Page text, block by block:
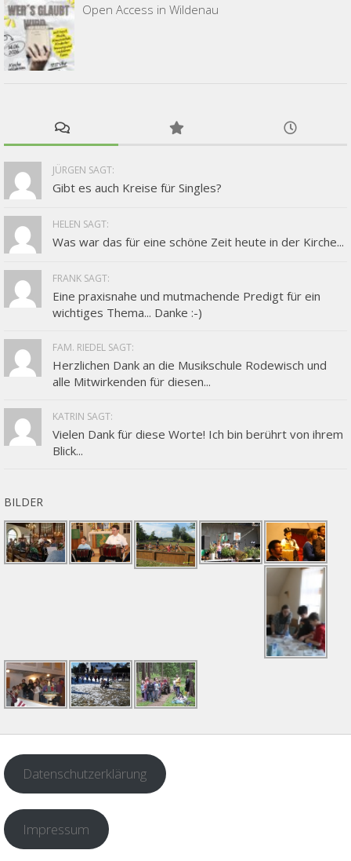
Open Access in Wildenau
JÜRGEN SAGT:
Gibt es auch Kreise für Singles?
HELEN SAGT:
Was war das für eine schöne Zeit heute in der Kirche...
FRANK SAGT:
Eine praxisnahe und mutmachende Predigt für ein
wichtiges Thema... Danke :-)
FAM. RIEDEL SAGT:
Herzlichen Dank an die Musikschule Rodewisch und
alle Mitwirkenden für diesen...
KATRIN SAGT:
Vielen Dank für diese Worte! Ich bin berührt von ihrem
Blick...
BILDER
Datenschutzerklärung
Impressum